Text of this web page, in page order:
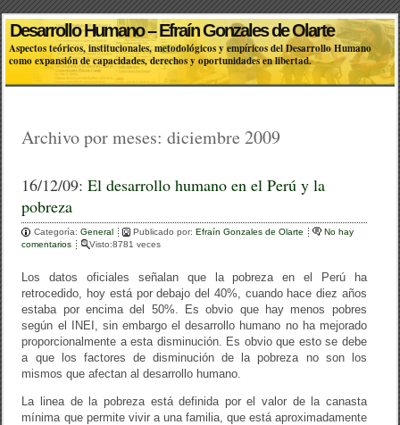
Desarrollo Humano – Efraín Gonzales de Olarte
Aspectos teóricos, institucionales, metodológicos y empíricos del Desarrollo Humano
como expansión de capacidades, derechos y oportunidades en libertad.
Archivo por meses:diciembre 2009
16/12/09:El desarrollo humano en el Perú y la
pobreza
Categoría:General Publicado por:Efraín Gonzales de Olarte
No hay
comentarios
Visto:8781 veces
Los datos oficiales señalan que la pobreza en el Perú ha
retrocedido, hoy está por debajo del 40%, cuando hace diez años
estaba por encima del 50%. Es obvio que hay menos pobres
según el INEI, sin embargo el desarrollo humano no ha mejorado
proporcionalmente a esta disminución. Es obvio que esto se debe
a que los factores de disminución de la pobreza no son los
mismos que afectan al desarrollo humano.
La linea de la pobreza está definida por el valor de la canasta
mínima que permite vivir a una familia, que está aproximadamente